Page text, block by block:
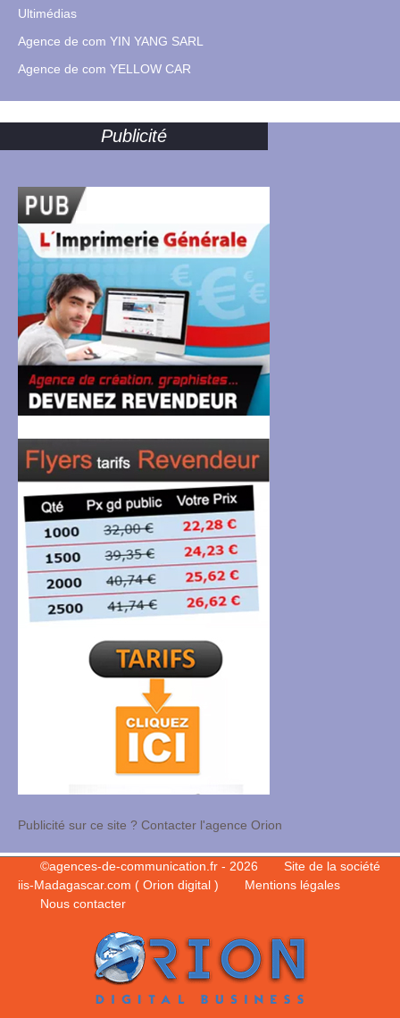
Ultimédias
Agence de com YIN YANG SARL
Agence de com YELLOW CAR
Publicité
Publicité sur ce site ? Contacter l'agence Orion
©agences-de-communication.fr - 2026
Site de la société
iis-Madagascar.com ( Orion digital )
Mentions légales
Nous contacter